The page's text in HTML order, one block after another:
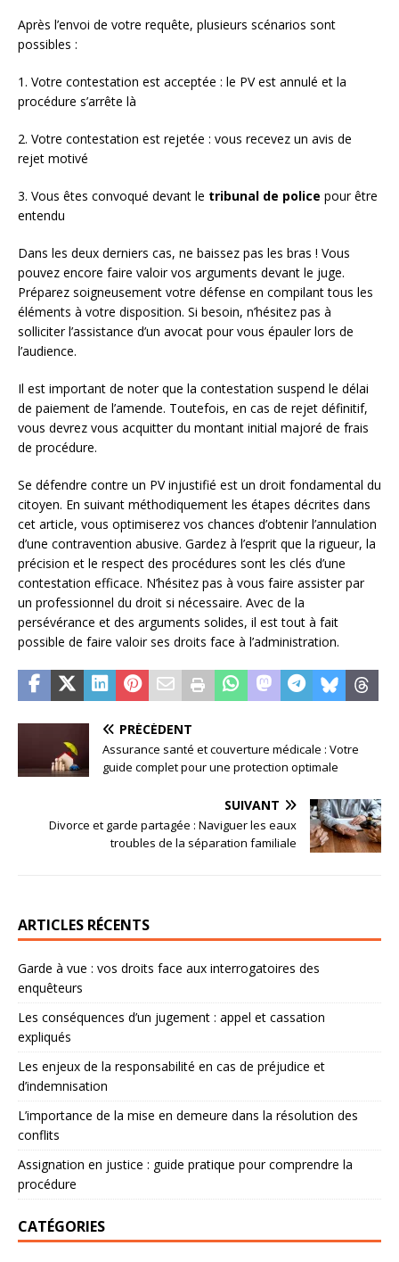
Après l’envoi de votre requête, plusieurs scénarios sont
possibles :
1. Votre contestation est acceptée : le PV est annulé et la
procédure s’arrête là
2. Votre contestation est rejetée : vous recevez un avis de
rejet motivé
3. Vous êtes convoqué devant le tribunal de police pour être
entendu
Dans les deux derniers cas, ne baissez pas les bras ! Vous
pouvez encore faire valoir vos arguments devant le juge.
Préparez soigneusement votre défense en compilant tous les
éléments à votre disposition. Si besoin, n’hésitez pas à
solliciter l’assistance d’un avocat pour vous épauler lors de
l’audience.
Il est important de noter que la contestation suspend le délai
de paiement de l’amende. Toutefois, en cas de rejet définitif,
vous devrez vous acquitter du montant initial majoré de frais
de procédure.
Se défendre contre un PV injustifié est un droit fondamental du
citoyen. En suivant méthodiquement les étapes décrites dans
cet article, vous optimiserez vos chances d’obtenir l’annulation
d’une contravention abusive. Gardez à l’esprit que la rigueur, la
précision et le respect des procédures sont les clés d’une
contestation efficace. N’hésitez pas à vous faire assister par
un professionnel du droit si nécessaire. Avec de la
persévérance et des arguments solides, il est tout à fait
possible de faire valoir ses droits face à l’administration.
PRÉCÉDENT
Assurance santé et couverture médicale : Votre
guide complet pour une protection optimale
SUIVANT
Divorce et garde partagée : Naviguer les eaux
troubles de la séparation familiale
ARTICLES RÉCENTS
Garde à vue : vos droits face aux interrogatoires des
enquêteurs
Les conséquences d’un jugement : appel et cassation
expliqués
Les enjeux de la responsabilité en cas de préjudice et
d’indemnisation
L’importance de la mise en demeure dans la résolution des
conflits
Assignation en justice : guide pratique pour comprendre la
procédure
CATÉGORIES